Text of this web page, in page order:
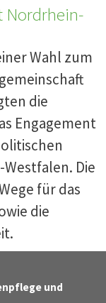
Nordrhein-
Wahl zum
die
Engagement
Die
für das
die
und